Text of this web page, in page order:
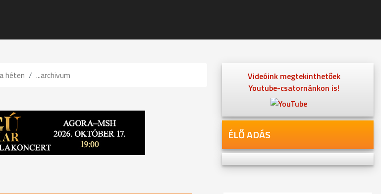
héten ...archivum
Videóink megtekinthetőek
Youtube-csatornánkon is!
ÉLŐ ADÁS